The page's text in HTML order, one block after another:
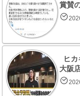
賞賛
ヒカ
大阪